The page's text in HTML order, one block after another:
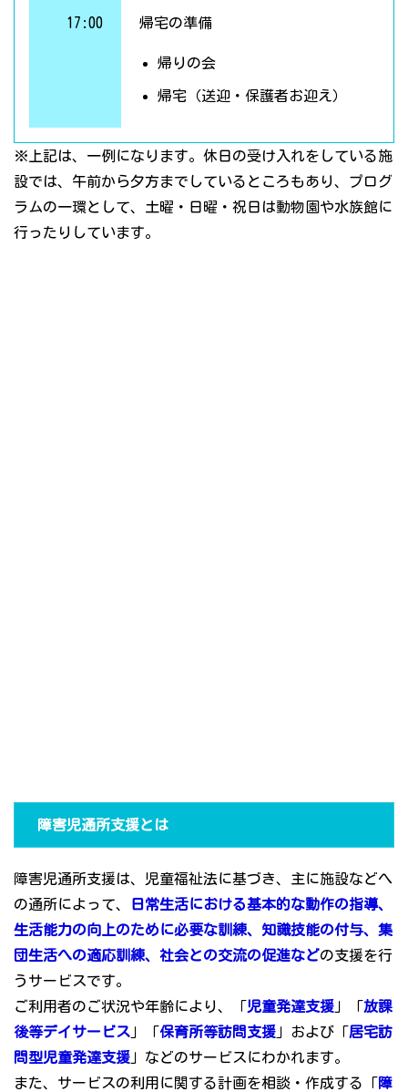
17:00 帰宅の準備
帰りの会
帰宅（送迎・保護者お迎え）
※上記は、一例になります。休日の受け入れをしている施
設では、午前から夕方までしているところもあり、プログ
ラムの一環として、土曜・日曜・祝日は動物園や水族館に
行ったりしています。
障害児通所支援とは
障害児通所支援は、児童福祉法に基づき、主に施設などへ
の通所によって、
日常生活における基本的な動作の指導、
生活能力の向上のために必要な訓練、知識技能の付与、集
団生活への適応訓練、社会との交流の促進などの支援を行
うサービスです。
ご利用者のご状況や年齢により、「児童発達支援 」「放課
後等デイサービス 」「保育所等訪問支援 」および「居宅訪
問型児童発達支援 」などのサービスにわかれます。
また、サービスの利用に関する計画を相談・作成する「障